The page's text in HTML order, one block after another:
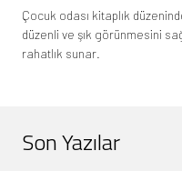
Çocuk odası kitaplık
düzenli ve şık görünmesini
rahatlık sunar.
Son Yazılar